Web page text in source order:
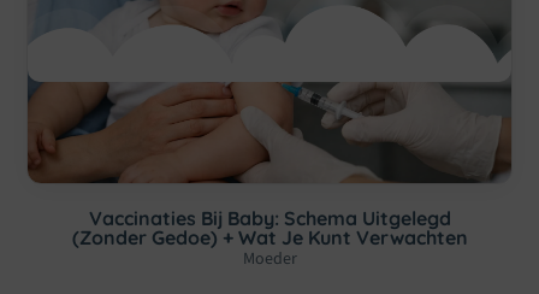
Vaccinaties Bij Baby: Schema Uitgelegd
(zonder Gedoe) + Wat Je Kunt Verwachten
Moeder